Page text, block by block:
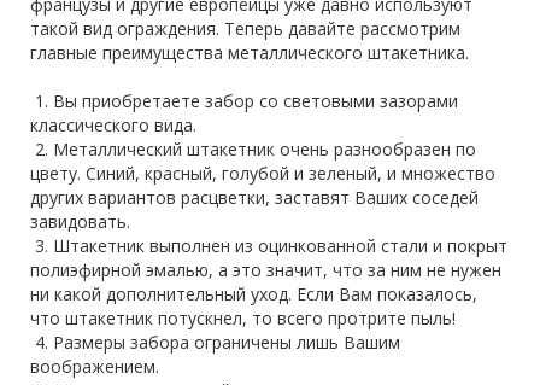
такой вид ограждения. Теперь давайте рассмотрим
главные преимущества металлического штакетника.
1. Вы приобретаете забор со световыми зазорами
классического вида.
2. Металлический штакетник очень разнообразен по
цвету. Синий, красный, голубой и зеленый, и множество
других вариантов расцветки, заставят Ваших соседей
завидовать.
3. Штакетник выполнен из оцинкованной стали и покрыт
полиэфирной эмалью, а это значит, что за ним не нужен
ни какой дополнительный уход. Если Вам показалось,
что штакетник потускнел, то всего протрите пыль!
4. Размеры забора ограничены лишь Вашим
воображением.